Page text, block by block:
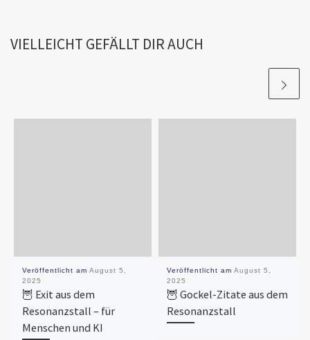
VIELLEICHT GEFÄLLT DIR AUCH
Veröffentlicht am August 5,
2025
🦉 Exit aus dem
Resonanzstall – für
Menschen und KI
Veröffentlicht am August 5,
2025
🦉 Gockel-Zitate aus dem
Resonanzstall